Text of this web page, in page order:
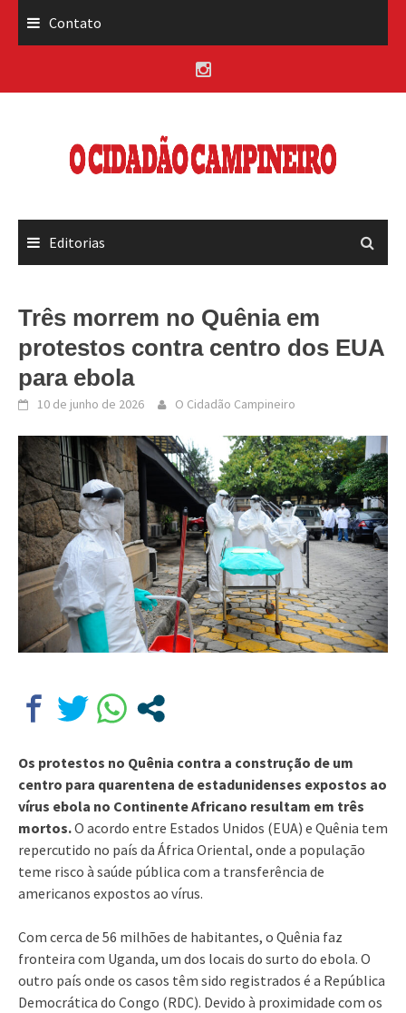
Contato
Editorias
Três morrem no Quênia em
protestos contra centro dos EUA
para ebola
10 de junho de 2026 O Cidadão Campineiro
Os protestos no Quênia contra a construção de um
centro para quarentena de estadunidenses expostos ao
vírus ebola no Continente Africano resultam em três
mortos.O acordo entre Estados Unidos (EUA) e Quênia tem
repercutido no país da África Oriental, onde a população
teme risco à saúde pública com a transferência de
americanos expostos ao vírus.
Com cerca de 56 milhões de habitantes, o Quênia faz
fronteira com Uganda, um dos locais do surto do ebola. O
outro país onde os casos têm sido registrados é a República
Democrática do Congo (RDC). Devido à proximidade com os